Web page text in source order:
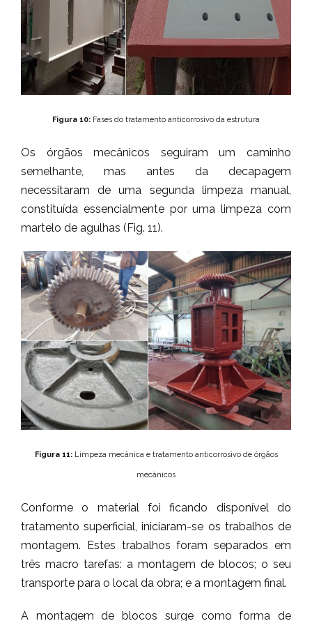
Figura 10: Fases do tratamento anticorrosivo da estrutura
Os órgãos mecânicos seguiram um caminho
semelhante, mas antes da decapagem
necessitaram de uma segunda limpeza manual,
constituída essencialmente por uma limpeza com
martelo de agulhas (Fig. 11).
Figura 11:Limpeza mecânica e tratamento anticorrosivo de órgãos
mecânicos
Conforme o material foi ficando disponível do
tratamento superficial, iniciaram-se os trabalhos de
montagem. Estes trabalhos foram separados em
três macro tarefas: a montagem de blocos; o seu
transporte para o local da obra; e a montagem final.
A montagem de blocos surge como forma de